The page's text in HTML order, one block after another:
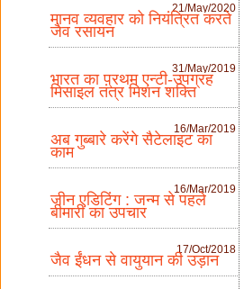
21/May/2020
मानव व्यवहार को नियंत्रित करते
जैव रसायन
31/May/2019
भारत का प्रथम एन्टी-उपग्रह
मिसाइल तंत्र मिशन शक्ति
16/Mar/2019
अब गुब्बारे करेंगे सैटेलाइट का
काम
16/Mar/2019
जीन एडिटिंग : जन्म से पहले
बीमारी का उपचार
17/Oct/2018
जैव ईंधन से वायुयान की उड़ान